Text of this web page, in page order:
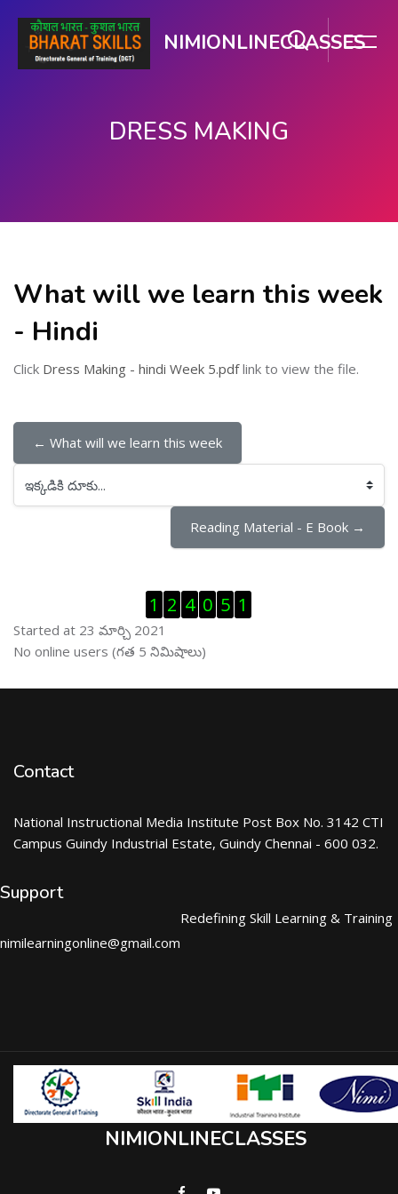
NIMIONLINECLASSES
DRESS MAKING
What will we learn this week
- Hindi
Click Dress Making - hindi Week 5.pdflink to view the file.
← What will we learn this week
ఇక్కడికి దూకు...
Reading Material - E Book →
Visitor Counter ను తప్పించు
1 2 4 0 5 1
Started at 23 మార్చి 2021
ఆన్ లైను వాడుకరులు ను తప్పించు
No online users (గత 5 నిమిషాలు)
Contact
National Instructional Media Institute Post Box No. 3142 CTI
Campus Guindy Industrial Estate, Guindy Chennai - 600 032.
Support
nimilearningonline@gmail.com
Redefining Skill Learning & Training
NIMIONLINECLASSES